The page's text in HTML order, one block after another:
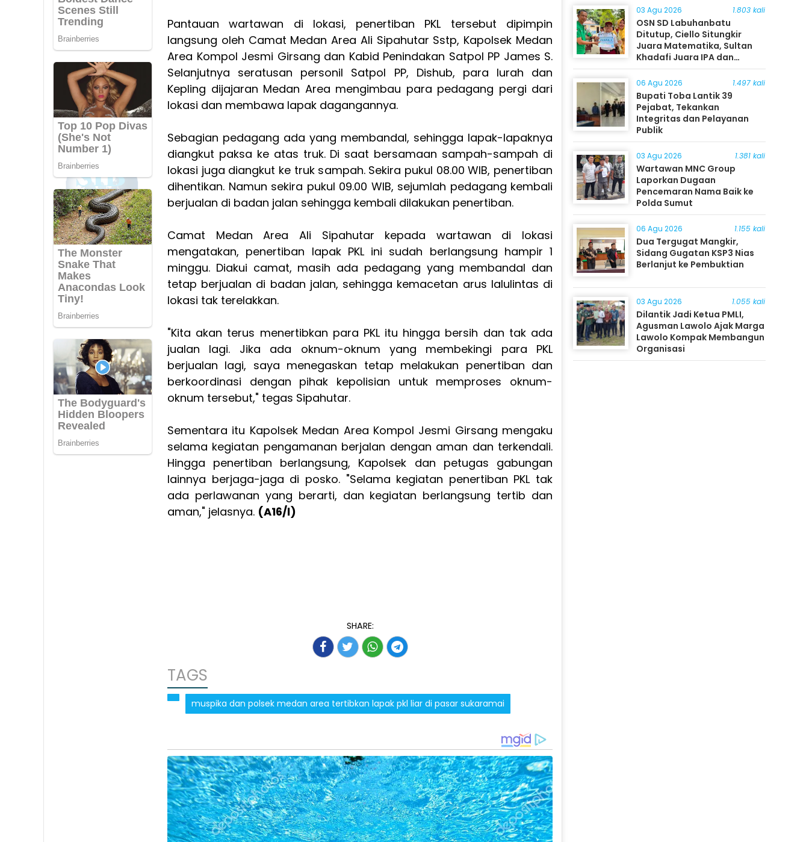
Pantauan wartawan di lokasi, penertiban PKL tersebut dipimpin
langsung oleh Camat Medan Area Ali Sipahutar Sstp, Kapolsek Medan
Area Kompol Jesmi Girsang dan Kabid Penindakan Satpol PP James S.
Selanjutnya seratusan personil Satpol PP, Dishub, para lurah dan
Kepling dijajaran Medan Area mengimbau para pedagang pergi dari
lokasi dan membawa lapak dagangannya.
Sebagian pedagang ada yang membandal, sehingga lapak-lapaknya
diangkut paksa ke atas truk. Di saat bersamaan sampah-sampah di
lokasi juga diangkut ke truk sampah. Sekira pukul 08.00 WIB, penertiban
dihentikan. Namun sekira pukul 09.00 WIB, sejumlah pedagang kembali
berjualan di badan jalan sehingga kembali dilakukan penertiban.
Camat Medan Area Ali Sipahutar kepada wartawan di lokasi
mengatakan, penertiban lapak PKL ini sudah berlangsung hampir 1
minggu. Diakui camat, masih ada pedagang yang membandal dan
tetap berjualan di badan jalan, sehingga kemacetan arus lalulintas di
lokasi tak terelakkan.
"Kita akan terus menertibkan para PKL itu hingga bersih dan tak ada
jualan lagi. Jika ada oknum-oknum yang membekingi para PKL
berjualan lagi, saya menegaskan tetap melakukan penertiban dan
berkoordinasi dengan pihak kepolisian untuk memproses oknum-
oknum tersebut," tegas Sipahutar.
Sementara itu Kapolsek Medan Area Kompol Jesmi Girsang mengaku
selama kegiatan pengamanan berjalan dengan aman dan terkendali.
Hingga penertiban berlangsung, Kapolsek dan petugas gabungan
lainnya berjaga-jaga di posko. "Selama kegiatan penertiban PKL tak
ada perlawanan yang berarti, dan kegiatan berlangsung tertib dan
aman," jelasnya. (A16/l)
SHARE:
TAGS
muspika dan polsek medan area tertibkan lapak pkl liar di pasar sukaramai
03 Agu 2026 1.803 kali
OSN SD Labuhanbatu
Ditutup, Ciello Situngkir
Juara Matematika, Sultan
Khadafi Juara IPA dan
Timothy Rangkuti Juara IPS
06 Agu 2026 1.497 kali
Bupati Toba Lantik 39
Pejabat, Tekankan
Integritas dan Pelayanan
Publik
03 Agu 2026 1.381 kali
Wartawan MNC Group
Laporkan Dugaan
Pencemaran Nama Baik ke
Polda Sumut
06 Agu 2026 1.155 kali
Dua Tergugat Mangkir,
Sidang Gugatan KSP3 Nias
Berlanjut ke Pembuktian
03 Agu 2026 1.055 kali
Dilantik Jadi Ketua PMLI,
Agusman Lawolo Ajak Marga
Lawolo Kompak Membangun
Organisasi